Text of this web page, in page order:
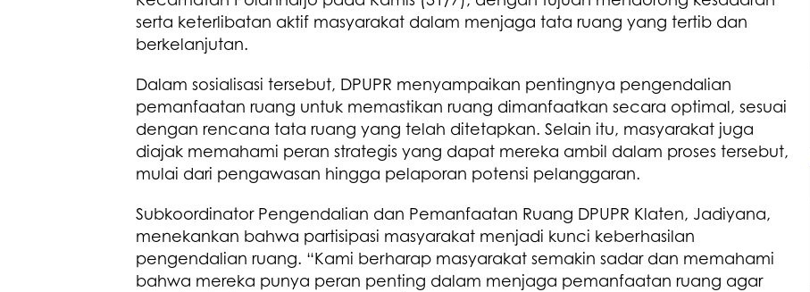
serta keterlibatan aktif masyarakat dalam menjaga tata ruang yang tertib dan
berkelanjutan.
Dalam sosialisasi tersebut, DPUPR menyampaikan pentingnya pengendalian
pemanfaatan ruang untuk memastikan ruang dimanfaatkan secara optimal, sesuai
dengan rencana tata ruang yang telah ditetapkan. Selain itu, masyarakat juga
diajak memahami peran strategis yang dapat mereka ambil dalam proses tersebut,
mulai dari pengawasan hingga pelaporan potensi pelanggaran.
Subkoordinator Pengendalian dan Pemanfaatan Ruang DPUPR Klaten, Jadiyana,
menekankan bahwa partisipasi masyarakat menjadi kunci keberhasilan
pengendalian ruang. “Kami berharap masyarakat semakin sadar dan memahami
bahwa mereka punya peran penting dalam menjaga pemanfaatan ruang agar